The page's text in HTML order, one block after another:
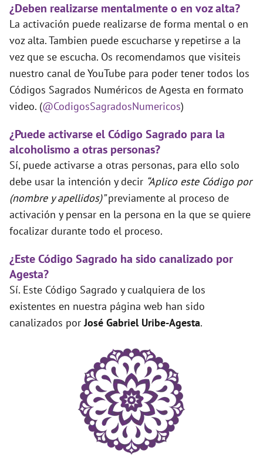
¿Deben realizarse mentalmente o en voz alta?
La activación puede realizarse de forma mental o en
voz alta. Tambien puede escucharse y repetirse a la
vez que se escucha. Os recomendamos que visiteis
nuestro canal de YouTube para poder tener todos los
Códigos Sagrados Numéricos de Agesta en formato
video. (@CodigosSagradosNumericos)
¿Puede activarse el Código Sagrado para la
alcoholismo a otras personas?
Sí, puede activarse a otras personas, para ello solo
debe usar la intención y decir “Aplico este Código por
(nombre y apellidos)”previamente al proceso de
activación y pensar en la persona en la que se quiere
focalizar durante todo el proceso.
¿Este Código Sagrado ha sido canalizado por
Agesta?
Sí. Este Código Sagrado y cualquiera de los
existentes en nuestra página web han sido
canalizados porJosé Gabriel Uribe-Agesta.